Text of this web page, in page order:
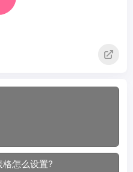
怎么设置?